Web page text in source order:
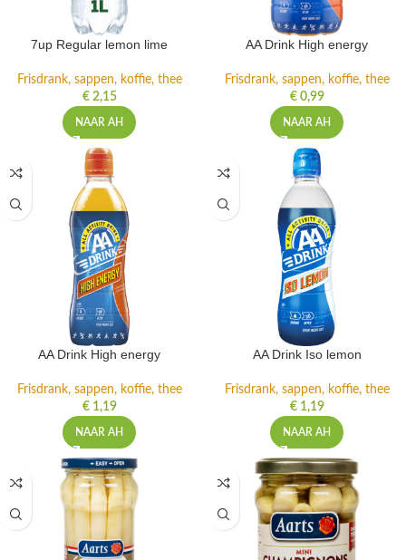
7up Regular lemon lime
Frisdrank, sappen, koffie, thee
€2,15
NAAR AH
AA Drink High energy
Frisdrank, sappen, koffie, thee
€0,99
NAAR AH
AA Drink High energy
Frisdrank, sappen, koffie, thee
€1,19
NAAR AH
AA Drink Iso lemon
Frisdrank, sappen, koffie, thee
€1,19
NAAR AH